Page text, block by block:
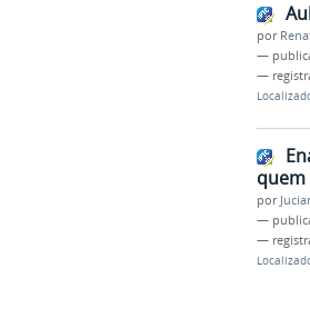
por
—
—
quem
por
—
—